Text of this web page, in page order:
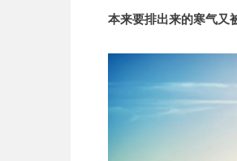
本来要排出来的寒气又